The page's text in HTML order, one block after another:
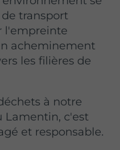
transport
l'empreinte
acheminement
les filières de
à notre
Lamentin, c'est
et responsable.